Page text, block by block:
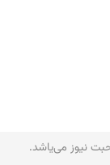
نیوز می‌یاشد.